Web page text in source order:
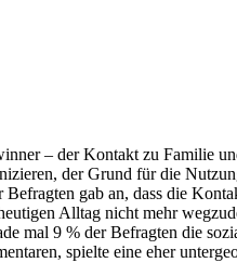
– der Kontakt zu Familie
der Grund für die
gab an, dass die
Alltag nicht mehr
mal 9 % der Befragten die
spielte eine eher